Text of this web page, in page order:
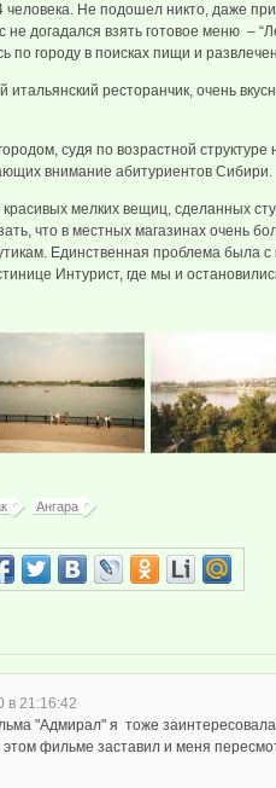
человека. Не подошел никто, даже
не догадался взять готовое меню –
по городу в поисках пищи и
ресторанчик, очень
судя по возрастной
внимание абитуриентов Сибири.
красивых мелких вещиц, сделанных
что в местных магазинах очень
Единственная проблема была
Интурист, где мы и
Ангара
в 21:16:42
"Адмирал" я тоже
этом фильме заставил и меня